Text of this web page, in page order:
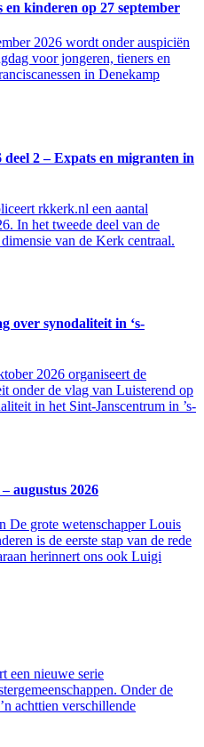
kinderen op 27 september
2026 wordt onder auspiciën
voor jongeren, tieners en
in Denekamp
2 – Expats en migranten in
rkkerk.nl een aantal
In het tweede deel van de
van de Kerk centraal.
over synodaliteit in ‘s-
2026 organiseert de
onder de vlag van Luisterend op
in het Sint-Janscentrum in ’s-
augustus 2026
De grote wetenschapper Louis
is de eerste stap van de rede
herinnert ons ook Luigi
een nieuwe serie
Onder de
achttien verschillende